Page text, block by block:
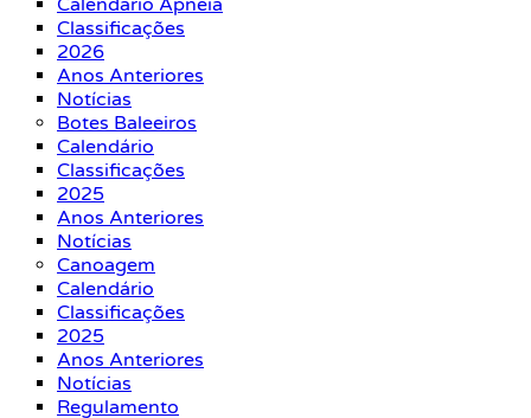
Calendário Apneia
Classificações
2026
Anos Anteriores
Notícias
Botes Baleeiros
Calendário
Classificações
2025
Anos Anteriores
Notícias
Canoagem
Calendário
Classificações
2025
Anos Anteriores
Notícias
Regulamento